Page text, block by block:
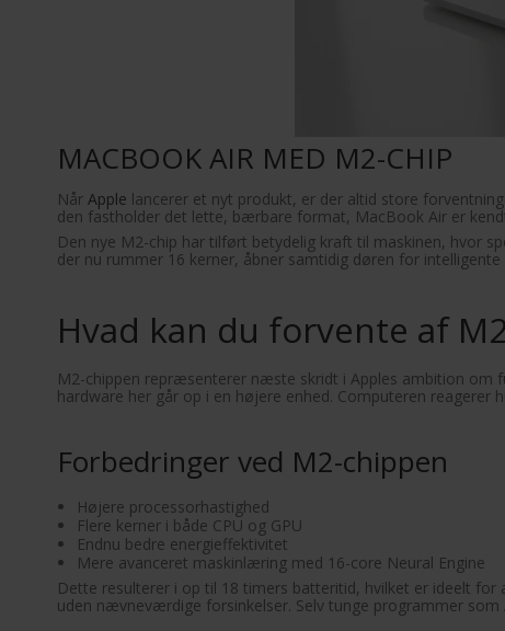
MACBOOK AIR MED M2-CHIP
Når Apple lancerer et nyt produkt, er der altid store
den fastholder det lette, bærbare format, MacBook Air er
Den nye M2-chip har tilført betydelig kraft til maskinen, hvor
der nu rummer 16 kerner, åbner samtidig døren for
Hvad kan du forvente af
M2-chippen repræsenterer næste skridt i Apples ambition om
hardware her går op i en højere enhed. Computeren
Forbedringer ved M2-chippen
Højere processorhastighed
Flere kerner i både CPU og GPU
Endnu bedre energieffektivitet
Mere avanceret maskinlæring med 16-core Neural Engine
Dette resulterer i op til 18 timers batteritid, hvilket er ideelt
uden nævneværdige forsinkelser. Selv tunge programmer